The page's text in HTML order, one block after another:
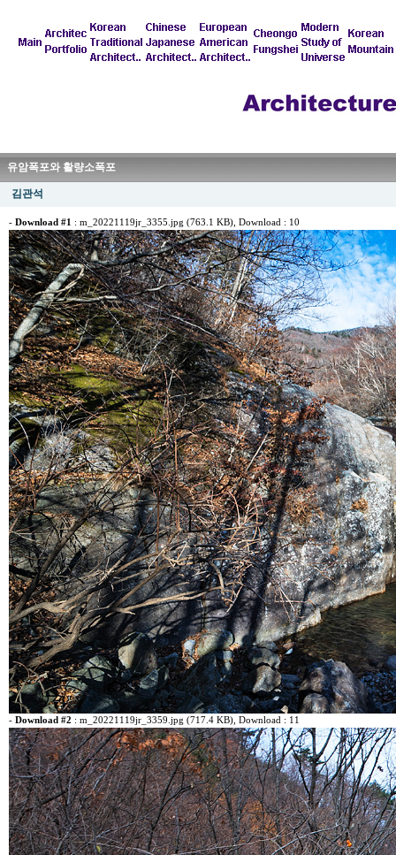
유암폭포와 활량소폭포
김관석
- Download #1 : m_20221119jr_3355.jpg (763.1 KB) , Download : 10
- Download #2 : m_20221119jr_3359.jpg (717.4 KB) , Download : 11